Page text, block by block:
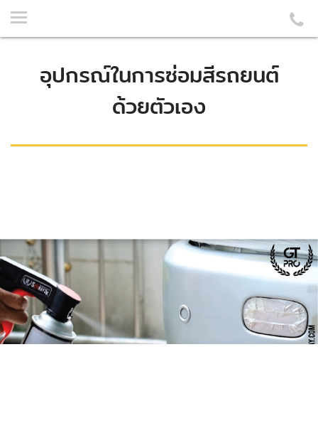
อุปกรณ์ในการซ่อมสีรถยนต์
ด้วยตัวเอง